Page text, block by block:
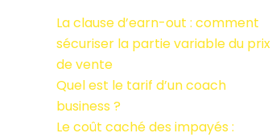
La clause d’earn-out : comment
sécuriser la partie variable du prix
de vente
Quel est le tarif d’un coach
business ?
Le coût caché des impayés :